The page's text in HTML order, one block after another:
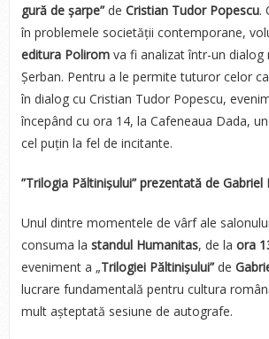
gură de șarpe”de Cristian Tudor Popescu.
în problemele societății contemporane,
editura Poliromva fi analizat într-un dialog
Șerban. Pentru a le permite tuturor celor
în dialog cu Cristian Tudor Popescu,
începând cu ora 14, la Cafeneaua Dada,
cel puțin la fel de incitante.
”Trilogia Păltinișului” prezentată de Gabriel
Unul dintre momentele de vârf ale
consuma la standul Humanitas, de la ora
eveniment a „Trilogiei Păltinișului”de
lucrare fundamentală pentru cultura
mult așteptată sesiune de autografe.